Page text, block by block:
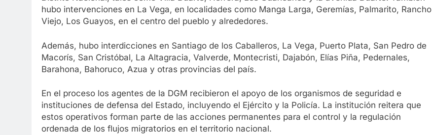
hubo intervenciones en La Vega, en localidades como Manga Larga, Geremías, Palmarito, Rancho
Viejo, Los Guayos, en el centro del pueblo y alrededores.
Además, hubo interdicciones en Santiago de los Caballeros, La Vega, Puerto Plata, San Pedro de
Macorís, San Cristóbal, La Altagracia, Valverde, Montecristi, Dajabón, Elías Piña, Pedernales,
Barahona, Bahoruco, Azua y otras provincias del país.
En el proceso los agentes de la DGM recibieron el apoyo de los organismos de seguridad e
instituciones de defensa del Estado, incluyendo el Ejército y la Policía. La institución reitera que
estos operativos forman parte de las acciones permanentes para el control y la regulación
ordenada de los flujos migratorios en el territorio nacional.